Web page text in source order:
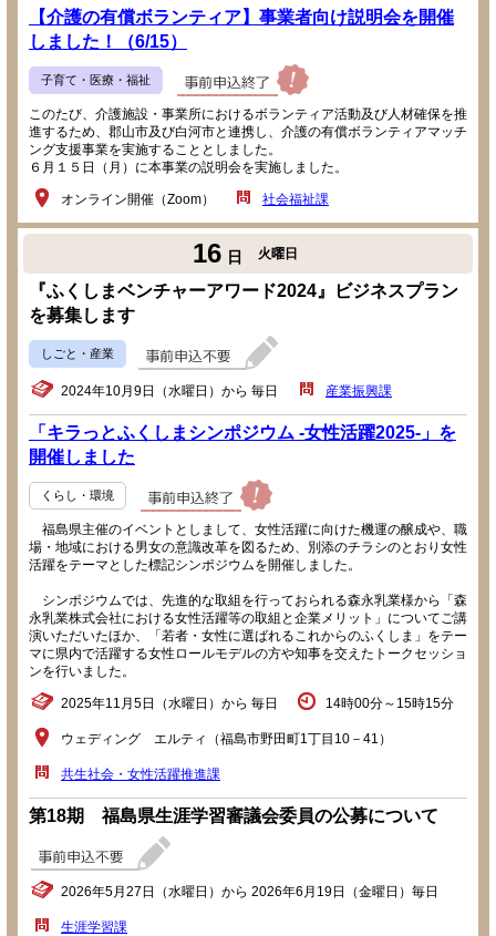
【介護の有償ボランティア】事業者向け説明会を開催
しました！（6/15）
子育て・医療・福祉
このたび、介護施設・事業所におけるボランティア活動及び人材確保を推
進するため、郡山市及び白河市と連携し、介護の有償ボランティアマッチ
ング支援事業を実施することとしました。
６月１５日（月）に本事業の説明会を実施しました。
オンライン開催（Zoom） 社会福祉課
16 日 火曜日
『ふくしまベンチャーアワード2024』ビジネスプラン
を募集します
しごと・産業
2024年10月9日（水曜日）から 毎日 産業振興課
「キラっとふくしまシンポジウム -女性活躍2025-」を
開催しました
くらし・環境
福島県主催のイベントとしまして、女性活躍に向けた機運の醸成や、職
場・地域における男女の意識改革を図るため、別添のチラシのとおり女性
活躍をテーマとした標記シンポジウムを開催しました。
シンポジウムでは、先進的な取組を行っておられる森永乳業様から「森
永乳業株式会社における女性活躍等の取組と企業メリット」についてご講
演いただいたほか、「若者・女性に選ばれるこれからのふくしま」をテー
マに県内で活躍する女性ロールモデルの方や知事を交えたトークセッショ
ンを行いました。
2025年11月5日（水曜日）から 毎日 14時00分～15時15分
ウェディング エルティ（福島市野田町1丁目10－41）
共生社会・女性活躍推進課
第18期 福島県生涯学習審議会委員の公募について
2026年5月27日（水曜日）から 2026年6月19日（金曜日）毎日
生涯学習課